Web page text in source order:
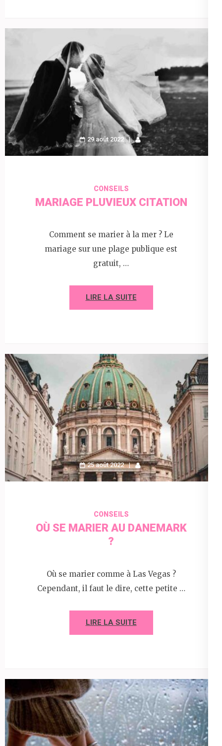
29 août 2022
CONSEILS
MARIAGE PLUVIEUX CITATION
Comment se marier à la mer ? Le
mariage sur une plage publique est
gratuit, …
LIRE LA SUITE
25 août 2022
CONSEILS
OÙ SE MARIER AU DANEMARK
?
Où se marier comme à Las Vegas ?
Cependant, il faut le dire, cette petite …
LIRE LA SUITE